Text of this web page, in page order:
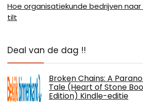
Hoe organisatiekunde bedrijven
tilt
Deal van de dag !!
Broken Chains: A
Tale (Heart of Stone
Edition) Kindle-editie